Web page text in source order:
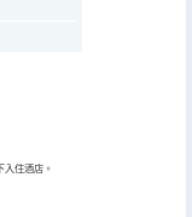
入住酒店。